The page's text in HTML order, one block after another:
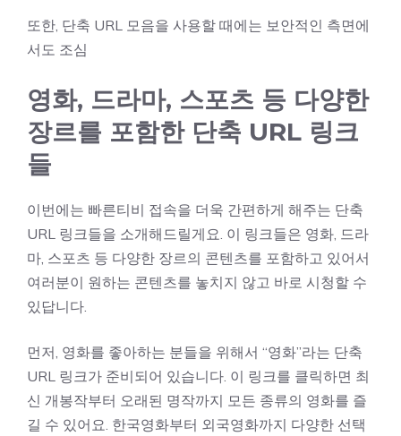
또한, 단축 URL 모음을 사용할 때에는 보안적인 측면에
서도 조심
영화, 드라마, 스포츠 등 다양한
장르를 포함한 단축 URL 링크
들
이번에는 빠른티비 접속을 더욱 간편하게 해주는 단축
URL 링크들을 소개해드릴게요. 이 링크들은 영화, 드라
마, 스포츠 등 다양한 장르의 콘텐츠를 포함하고 있어서
여러분이 원하는 콘텐츠를 놓치지 않고 바로 시청할 수
있답니다.
먼저, 영화를 좋아하는 분들을 위해서 “영화”라는 단축
URL 링크가 준비되어 있습니다. 이 링크를 클릭하면 최
신 개봉작부터 오래된 명작까지 모든 종류의 영화를 즐
길 수 있어요. 한국영화부터 외국영화까지 다양한 선택